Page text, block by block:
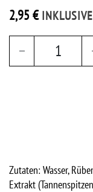
2,95 €
Zutaten: Wasser,
Extrakt